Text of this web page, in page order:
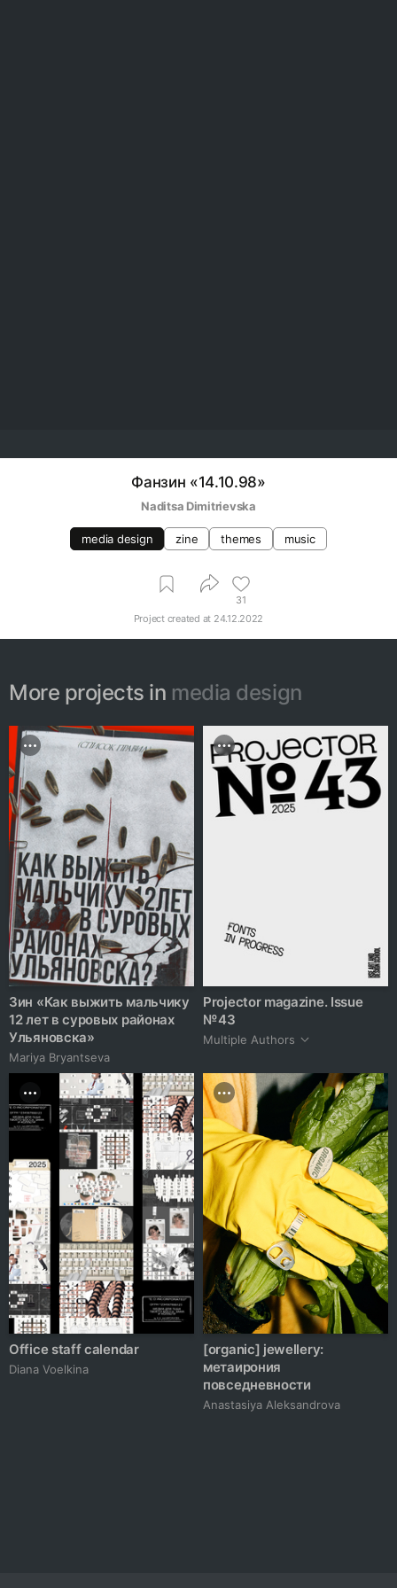
Фанзин «14.10.98»
Naditsa Dimitrievska
media design zine themes music
31
Project created at 24.12.2022
More projects in media design
Зин «Как выжить мальчику
12 лет в суровых районах
Ульяновска»
Mariya Bryantseva
Projector magazine. Issue
№ 43
Multiple Authors
Office staff calendar
Diana Voelkina
[organic] jewellery:
метаирония
повседневности
Anastasiya Aleksandrova